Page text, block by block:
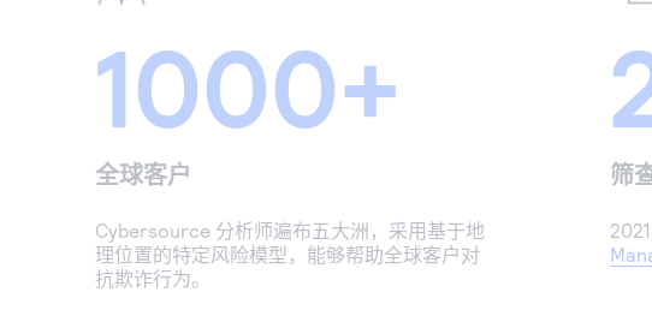
1000+
全球客户
Cybersource 分析师遍布五大洲，采用基于地
理位置的特定风险模型，能够帮助全球客户对
抗欺诈行为。
筛